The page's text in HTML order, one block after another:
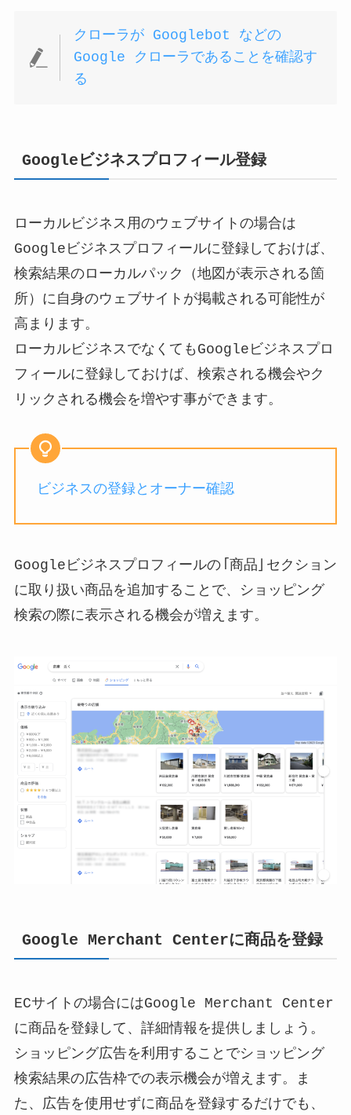
クローラが Googlebot などの
Google クローラであることを確認す
る
Googleビジネスプロフィール登録
ローカルビジネス用のウェブサイトの場合は
Googleビジネスプロフィールに登録しておけば、
検索結果のローカルパック（地図が表示される箇
所）に自身のウェブサイトが掲載される可能性が
高まります。
ローカルビジネスでなくてもGoogleビジネスプロ
フィールに登録しておけば、検索される機会やク
リックされる機会を増やす事ができます。
ビジネスの登録とオーナー確認
Googleビジネスプロフィールの「商品」セクション
に取り扱い商品を追加することで、ショッピング
検索の際に表示される機会が増えます。
Google Merchant Centerに商品を登録
ECサイトの場合にはGoogle Merchant Center
に商品を登録して、詳細情報を提供しましょう。
ショッピング広告を利用することでショッピング
検索結果の広告枠での表示機会が増えます。ま
た、広告を使用せずに商品を登録するだけでも、